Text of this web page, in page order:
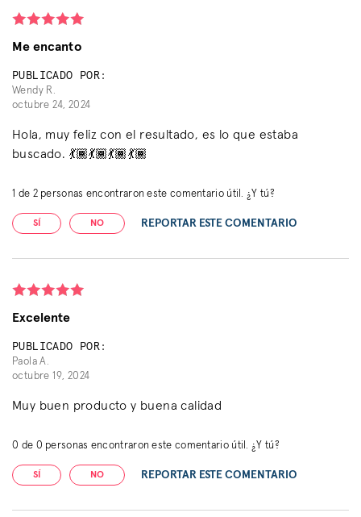
Me encanto
PUBLICADO POR:
Wendy R.
octubre 24, 2024
Hola, muy feliz con el resultado, es lo que estaba
buscado. 💃🏾💃🏾💃🏾💃🏾
1 de 2personas encontraron este comentario útil. ¿Y tú?
SÍ NO REPORTAR ESTE COMENTARIO
Excelente
PUBLICADO POR:
Paola A.
octubre 19, 2024
Muy buen producto y buena calidad
0 de 0 personas encontraron este comentario útil. ¿Y tú?
SÍ NO REPORTAR ESTE COMENTARIO